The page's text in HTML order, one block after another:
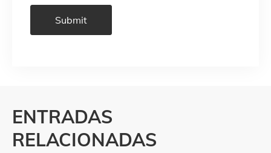
ENTRADAS
RELACIONADAS